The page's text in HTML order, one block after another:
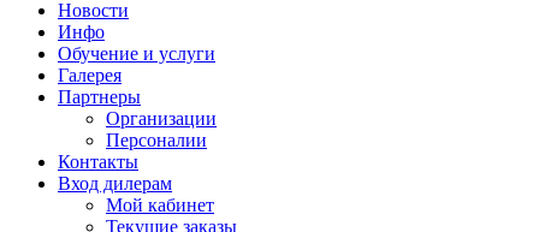
Новости
Инфо
Обучение и услуги
Галерея
Партнеры
Организации
Персоналии
Контакты
Вход дилерам
Мой кабинет
Текущие заказы